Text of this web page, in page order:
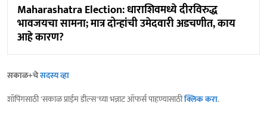
Maharashatra Election: धाराशिवमध्ये दीरविरुद्ध
भावजयचा सामना; मात्र दोन्हांची उमेदवारी अडचणीत, काय
आहे कारण?
सकाळ+चेसदस्य व्हा
शॉपिंगसाठी 'सकाळ प्राईम डील्स'च्या भन्नाट ऑफर्स पाहण्यासाठीक्लिक करा.